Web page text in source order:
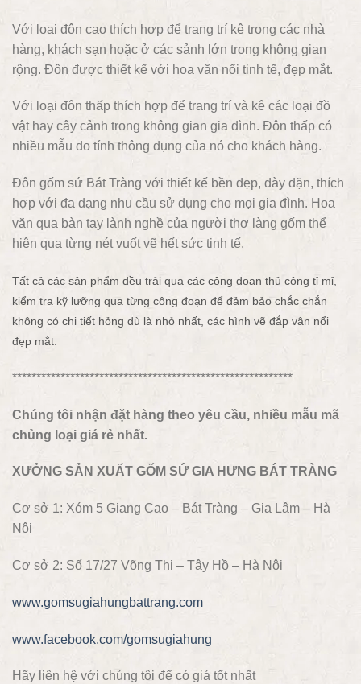
Với loại đôn cao thích hợp để trang trí kệ trong các nhà
hàng, khách sạn hoặc ở các sảnh lớn trong không gian
rộng. Đôn được thiết kế với hoa văn nổi tinh tế, đẹp mắt.
Với loại đôn thấp thích hợp để trang trí và kê các loại đồ
vật hay cây cảnh trong không gian gia đình. Đôn thấp có
nhiều mẫu do tính thông dụng của nó cho khách hàng.
Đôn gốm sứ Bát Tràng với thiết kế bền đẹp, dày dặn, thích
hợp với đa dạng nhu cầu sử dụng cho mọi gia đình. Hoa
văn qua bàn tay lành nghề của người thợ làng gốm thể
hiện qua từng nét vuốt vẽ hết sức tinh tế.
Tất cả các sản phẩm đều trải qua các công đoạn thủ công tỉ mỉ,
kiểm tra kỹ lưỡng qua từng công đoạn để đảm bảo chắc chắn
không có chi tiết hỏng dù là nhỏ nhất, các hình vẽ đắp vân nổi
đẹp mắt.
**********************************************************
Chúng tôi nhận đặt hàng theo yêu cầu, nhiều mẫu mã
chủng loại giá rẻ nhất.
XƯỞNG SẢN XUẤT GỐM SỨ GIA HƯNG BÁT TRÀNG
Cơ sở 1: Xóm 5 Giang Cao – Bát Tràng – Gia Lâm – Hà
Nội
Cơ sở 2: Số 17/27 Võng Thị – Tây Hồ – Hà Nội
www.gomsugiahungbattrang.com
www.facebook.com/gomsugiahung
Hãy liên hệ với chúng tôi để có giá tốt nhất